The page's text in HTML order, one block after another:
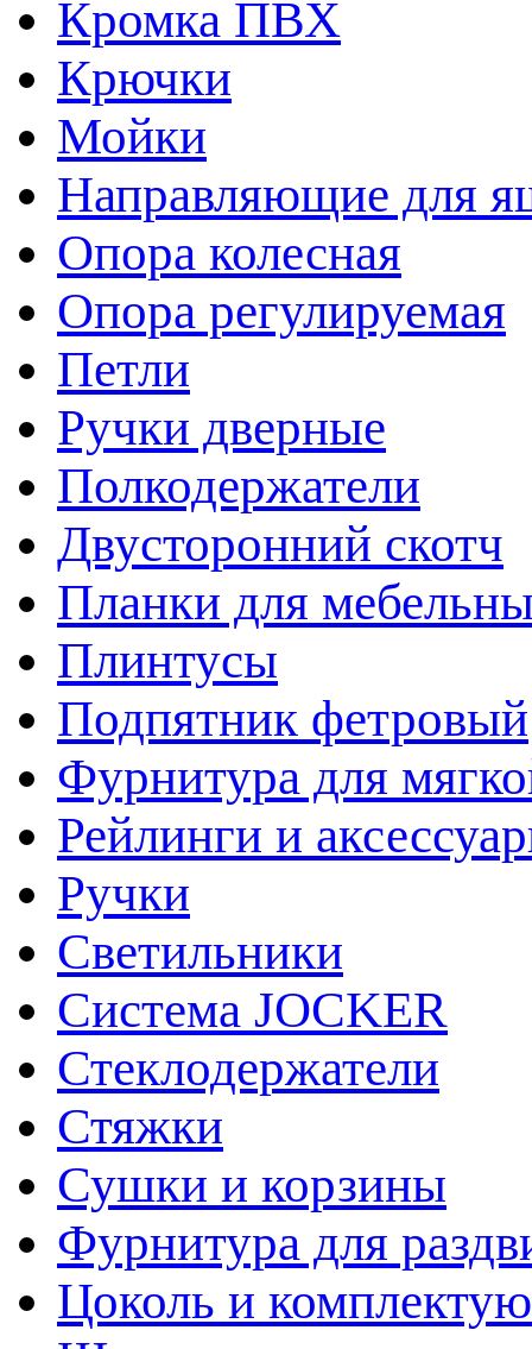
Кромка ПВХ
Крючки
Мойки
Направляющие для
Опора колесная
Опора регулируемая
Петли
Ручки дверные
Полкодержатели
Двусторонний скотч
Планки для
Плинтусы
Подпятник фетровый
Фурнитура для
Рейлинги и
Ручки
Светильники
Система JOCKER
Стеклодержатели
Стяжки
Сушки и корзины
Фурнитура для
Цоколь и